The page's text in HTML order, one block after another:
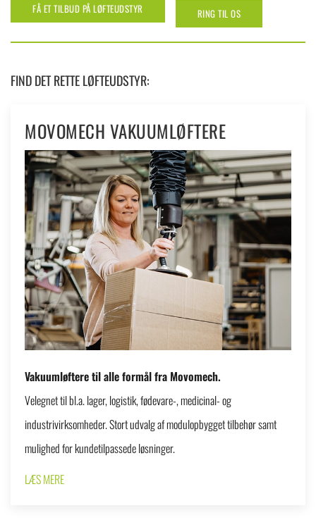
FÅ ET TILBUD PÅ LØFTEUDSTYR RING TIL OS
FIND DET RETTE LØFTEUDSTYR:
MOVOMECH VAKUUMLØFTERE
Vakuumløftere til alle formål fra Movomech.
Velegnet til bl.a. lager, logistik, fødevare-, medicinal- og
industrivirksomheder. Stort udvalg af modulopbygget tilbehør samt
mulighed for kundetilpassede løsninger.
LÆS MERE